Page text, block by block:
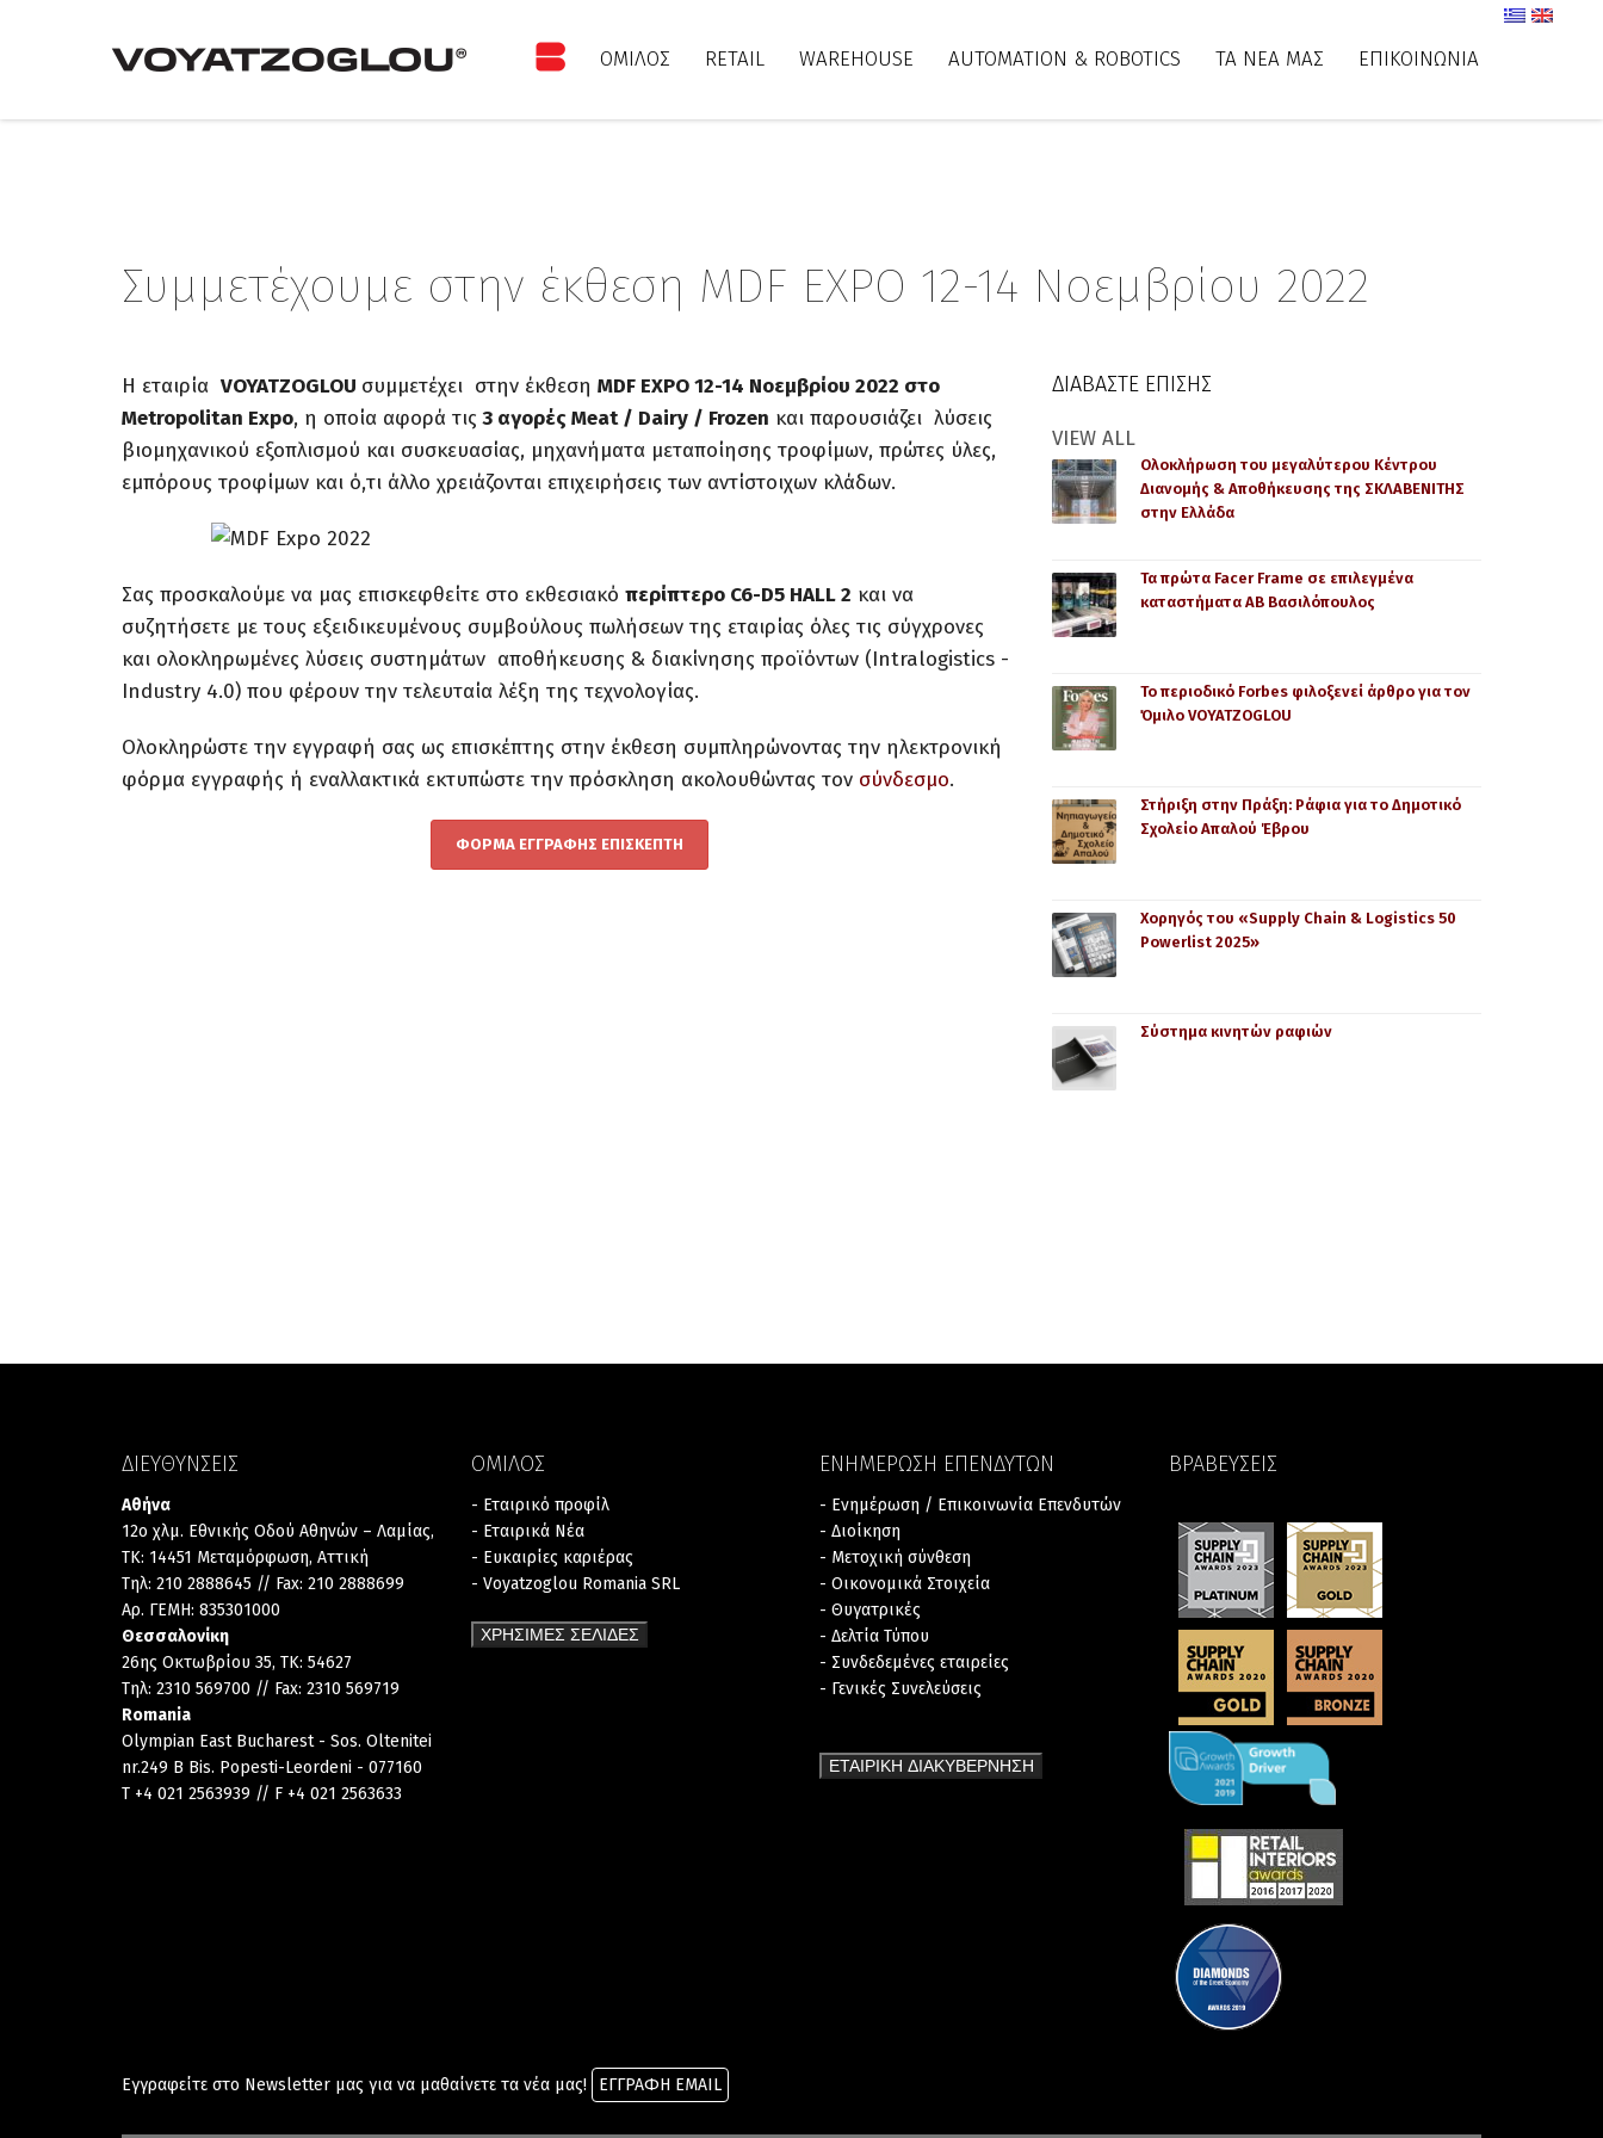
ΟΜΙΛΟΣ RETAIL WAREHOUSE AUTOMATION & ROBOTICS ΤΑ ΝΕΑ ΜΑΣ ΕΠΙΚΟΙΝΩΝΙΑ
Συμμετέχουμε στην έκθεση MDF EXPO 12-14 Νοεμβρίου 2022
Η εταιρία VOYATZOGLOU συμμετέχει στην έκθεση MDF EXPO 12-14 Νοεμβρίου 2022 στο
Metropolitan Expo, η οποία αφορά τις 3 αγορές Meat / Dairy / Frozen και παρουσιάζει λύσεις
βιομηχανικού εξοπλισμού και συσκευασίας, μηχανήματα μεταποίησης τροφίμων, πρώτες ύλες,
εμπόρους τροφίμων και ό,τι άλλο χρειάζονται επιχειρήσεις των αντίστοιχων κλάδων.
Σας προσκαλούμε να μας επισκεφθείτε στο εκθεσιακό περίπτερο C6-D5 HALL 2 και να
συζητήσετε με τους εξειδικευμένους συμβούλους πωλήσεων της εταιρίας όλες τις σύγχρονες
και ολοκληρωμένες λύσεις συστημάτων αποθήκευσης & διακίνησης προϊόντων (Intralogistics -
Industry 4.0) που φέρουν την τελευταία λέξη της τεχνολογίας.
Ολοκληρώστε την εγγραφή σας ως επισκέπτης στην έκθεση συμπληρώνοντας την ηλεκτρονική
φόρμα εγγραφής ή εναλλακτικά εκτυπώστε την πρόσκληση ακολουθώντας τον σύνδεσμο.
ΦΟΡΜΑ ΕΓΓΡΑΦΗΣ ΕΠΙΣΚΕΠΤΗ
ΔΙΑΒΑΣΤΕ ΕΠΙΣΗΣ
VIEW ALL
Ολοκλήρωση του μεγαλύτερου Κέντρου
Διανομής & Αποθήκευσης της ΣΚΛΑΒΕΝΙΤΗΣ
στην Ελλάδα
Τα πρώτα Facer Frame σε επιλεγμένα
καταστήματα AB Βασιλόπουλος
Το περιοδικό Forbes φιλοξενεί άρθρο για τον
Όμιλο VOYATZOGLOU
Στήριξη στην Πράξη: Ράφια για το Δημοτικό
Σχολείο Απαλού Έβρου
Χορηγός του «Supply Chain & Logistics 50
Powerlist 2025»
Σύστημα κινητών ραφιών
ΔΙΕΥΘΥΝΣΕΙΣ
Αθήνα
12ο χλμ. Εθνικής Οδού Αθηνών – Λαμίας,
TK: 14451 Μεταμόρφωση, Αττική
Τηλ: 210 2888645 // Fax: 210 2888699
Αρ. ΓΕΜΗ: 835301000
Θεσσαλονίκη
26ης Οκτωβρίου 35, TK: 54627
Τηλ: 2310 569700 // Fax: 2310 569719
Romania
Olympian East Bucharest - Sos. Oltenitei
nr.249 B Bis. Popesti-Leordeni - 077160
T +4 021 2563939 // F +4 021 2563633
ΟΜΙΛΟΣ
- Εταιρικό προφίλ
- Εταιρικά Νέα
- Ευκαιρίες καριέρας
- Voyatzoglou Romania SRL
ΧΡΗΣΙΜΕΣ ΣΕΛΙΔΕΣ
ΕΝΗΜΕΡΩΣΗ ΕΠΕΝΔΥΤΩΝ
- Ενημέρωση / Επικοινωνία Επενδυτών
- Διοίκηση
- Μετοχική σύνθεση
- Οικονομικά Στοιχεία
- Θυγατρικές
- Δελτία Τύπου
- Συνδεδεμένες εταιρείες
- Γενικές Συνελεύσεις
ΕΤΑΙΡΙΚΗ ΔΙΑΚΥΒΕΡΝΗΣΗ
ΒΡΑΒΕΥΣΕΙΣ
Εγγραφείτε στο Newsletter μας για να μαθαίνετε τα νέα μας! ΕΓΓΡΑΦΗ EMAIL